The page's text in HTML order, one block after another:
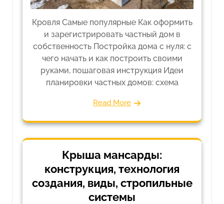
Кровля Самые популярные Как оформить
и зарегистрировать частный дом в
собственность Постройка дома с нуля: с
чего начать и как построить своими
руками, пошаговая инструкция Идеи
планировки частных домов: схема
Read More
Крыша мансарды:
конструкция, технология
создания, виды, стропильные
системы